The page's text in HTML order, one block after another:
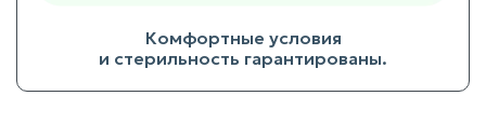
Комфортные условия
и стерильность гарантированы.